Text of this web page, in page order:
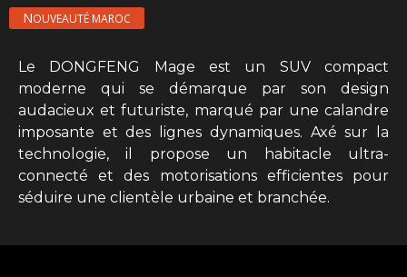
NOUVEAUTÉ MAROC
Le DONGFENG Mage est un SUV compact
moderne qui se démarque par son design
audacieux et futuriste, marqué par une calandre
imposante et des lignes dynamiques. Axé sur la
technologie, il propose un habitacle ultra-
connecté et des motorisations efficientes pour
séduire une clientèle urbaine et branchée.